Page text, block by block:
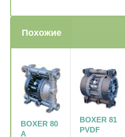
Похожие
BOXER 80
A
BOXER 81
PVDF